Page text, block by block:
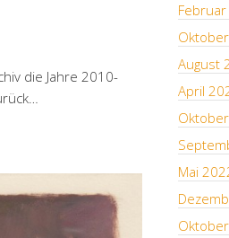
die Jahre 2010-
August
April
Mai